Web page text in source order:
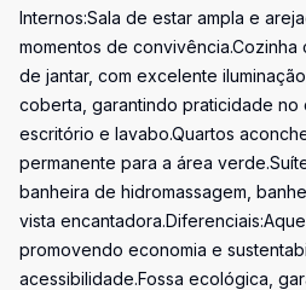
Internos:Sala de estar ampla e
momentos de convivência.Cozinha
de jantar, com excelente
coberta, garantindo praticidade no
escritório e lavabo.Quartos
permanente para a área
banheira de hidromassagem,
vista
promovendo economia e
acessibilidade.Fossa ecológica,